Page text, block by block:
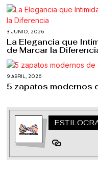
3 JUNIO, 2026
La Elegancia que
de Marcar la
9 ABRIL, 2026
5 zapatos modernos